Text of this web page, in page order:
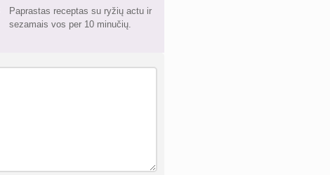
Paprastas receptas su ryžių actu ir
sezamais vos per 10 minučių.